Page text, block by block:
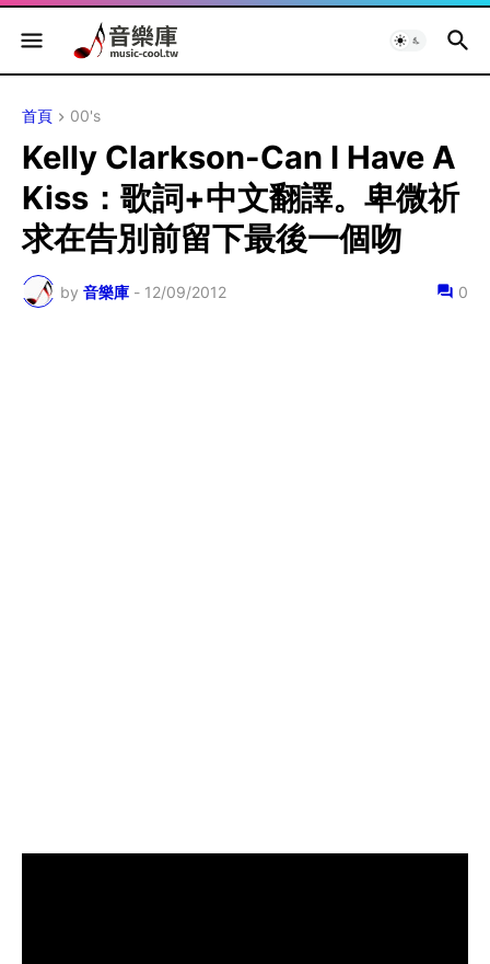
首頁 00's
Kelly Clarkson-Can I Have A
Kiss：歌詞+中文翻譯。卑微祈
求在告別前留下最後一個吻
by 音樂庫 - 12/09/2012 0